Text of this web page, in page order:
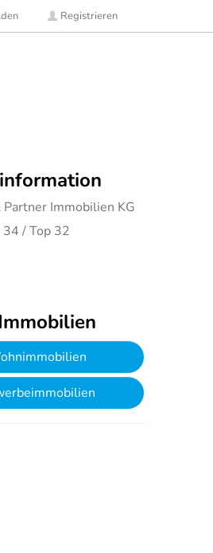
Registrieren
Partner Immobilien KG
/ Top 32